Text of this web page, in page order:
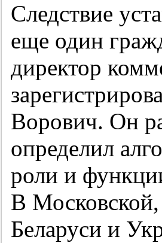
Следствие
еще один
директор
Ворович. Он
определил
роли и
В Московской,
Беларуси и